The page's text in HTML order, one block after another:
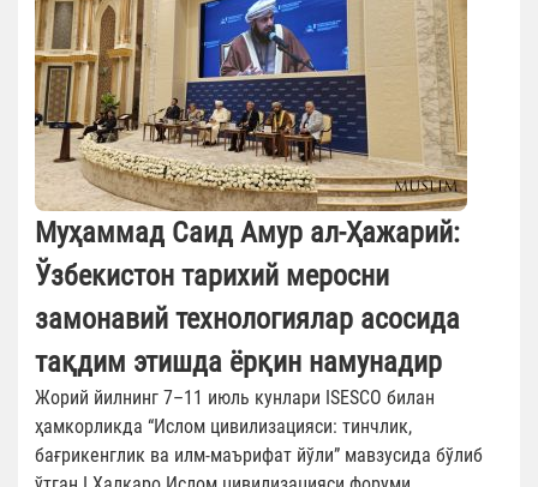
Муҳаммад Саид Амур ал-Ҳажарий:
Ўзбекистон тарихий меросни
замонавий технологиялар асосида
тақдим этишда ёрқин намунадир
Жорий йилнинг 7–11 июль кунлари ISESCO билан
ҳамкорликда “Ислом цивилизацияси: тинчлик,
бағрикенглик ва илм-маърифат йўли” мавзусида бўлиб